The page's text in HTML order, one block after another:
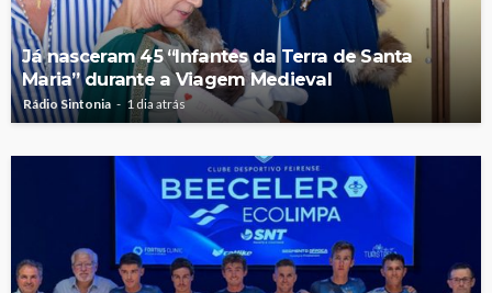
Já nasceram 45 “Infantes da Terra de Santa
Maria” durante a Viagem Medieval
Rádio Sintonia 1 dia atrás